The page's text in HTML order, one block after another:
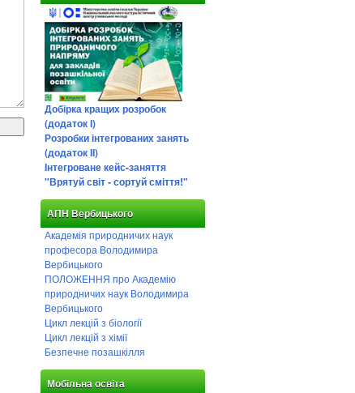
Добірка кращих розробок
(додаток І)
Розробки інтегрованих занять
(додаток ІІ)
Інтегроване кейс-заняття
"Врятуй світ - сортуй сміття!"
АПН Вербицького
Академія природничих наук
професора Володимира
Вербицького
ПОЛОЖЕННЯ про Академію
природничих наук Володимира
Вербицького
Цикл лекцій з біології
Цикл лекцій з хімії
Безпечне позашкілля
Мобільна освіта